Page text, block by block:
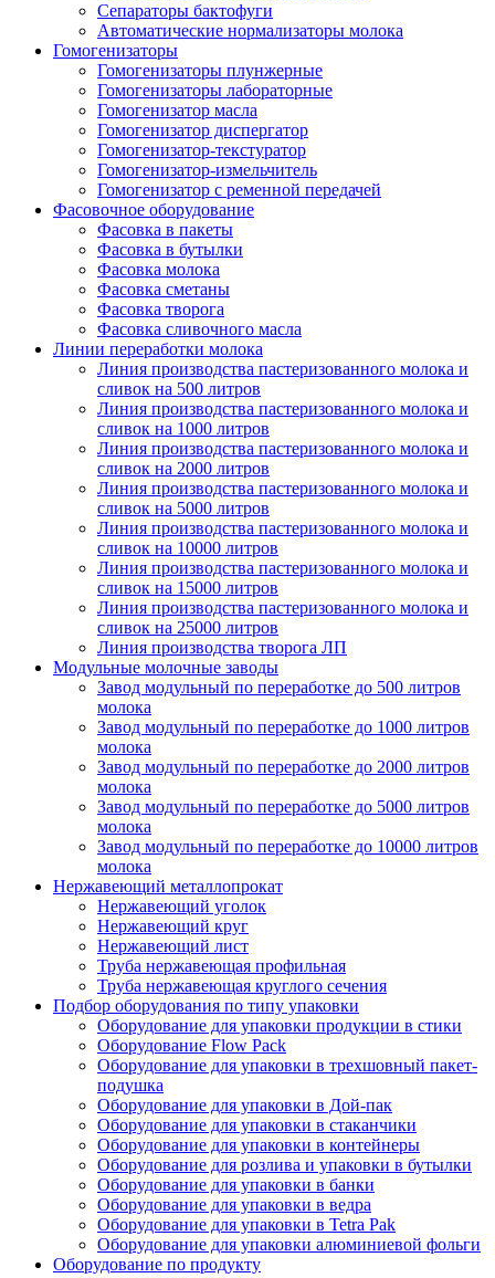
Сепараторы бактофуги
Автоматические нормализаторы молока
Гомогенизаторы
Гомогенизаторы плунжерные
Гомогенизаторы лабораторные
Гомогенизатор масла
Гомогенизатор диспергатор
Гомогенизатор-текстуратор
Гомогенизатор-измельчитель
Гомогенизатор с ременной передачей
Фасовочное оборудование
Фасовка в пакеты
Фасовка в бутылки
Фасовка молока
Фасовка сметаны
Фасовка творога
Фасовка сливочного масла
Линии переработки молока
Линия производства пастеризованного молока и
сливок на 500 литров
Линия производства пастеризованного молока и
сливок на 1000 литров
Линия производства пастеризованного молока и
сливок на 2000 литров
Линия производства пастеризованного молока и
сливок на 5000 литров
Линия производства пастеризованного молока и
сливок на 10000 литров
Линия производства пастеризованного молока и
сливок на 15000 литров
Линия производства пастеризованного молока и
сливок на 25000 литров
Линия производства творога ЛП
Модульные молочные заводы
Завод модульный по переработке до 500 литров
молока
Завод модульный по переработке до 1000 литров
молока
Завод модульный по переработке до 2000 литров
молока
Завод модульный по переработке до 5000 литров
молока
Завод модульный по переработке до 10000 литров
молока
Нержавеющий металлопрокат
Нержавеющий уголок
Нержавеющий круг
Нержавеющий лист
Труба нержавеющая профильная
Труба нержавеющая круглого сечения
Подбор оборудования по типу упаковки
Оборудование для упаковки продукции в стики
Оборудование Flow Pack
Оборудование для упаковки в трехшовный пакет-
подушка
Оборудование для упаковки в Дой-пак
Оборудование для упаковки в стаканчики
Оборудование для упаковки в контейнеры
Оборудование для розлива и упаковки в бутылки
Оборудование для упаковки в банки
Оборудование для упаковки в ведра
Оборудование для упаковки в Tetra Pak
Оборудование для упаковки алюминиевой фольги
Оборудование по продукту